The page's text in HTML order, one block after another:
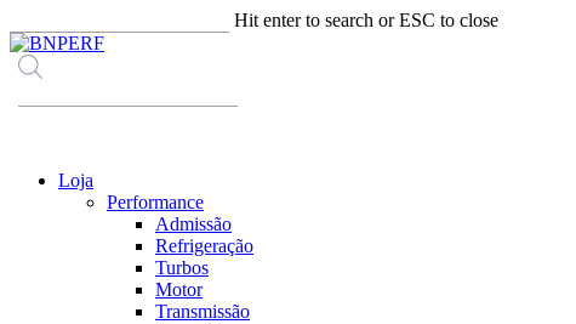
to
main
content
Hit enter to search or ESC to close
Close
Search
Loja
Performance
Admissão
Refrigeração
Turbos
Motor
Transmissão